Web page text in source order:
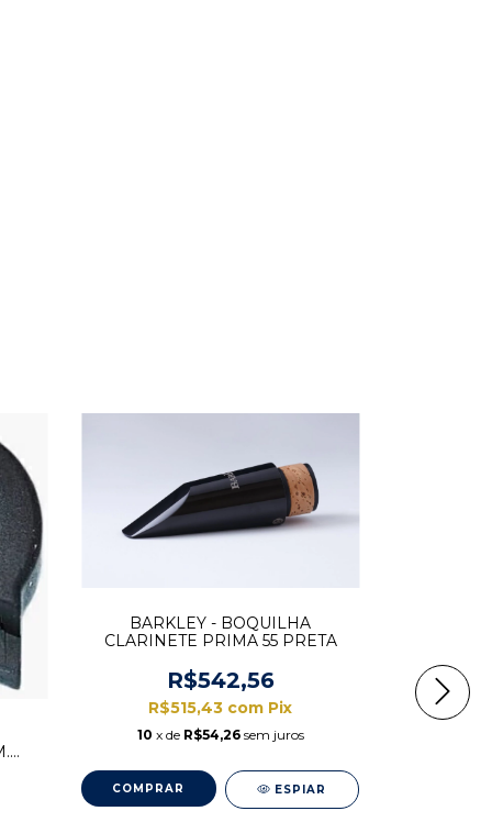
BARKLEY - BOQUILHA
CLARINETE PRIMA 55 PRETA
R$542,56
R$515,43 com Pix
10 x de R$54,26 sem juros
ESPIAR